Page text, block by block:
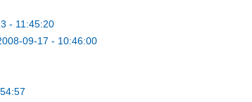
- 11:45:20
09-17 - 10:46:00